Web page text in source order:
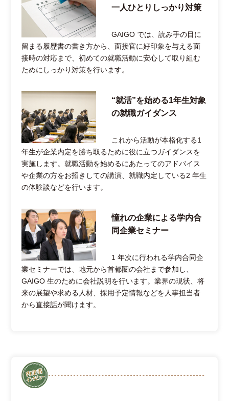
一人ひとりしっかり対策
GAIGO では、読み手の目に
留まる履歴書の書き方から、面接官に好印象を与える面
接時の対応まで、初めての就職活動に安心して取り組む
ためにしっかり対策を行います。
“就活”を始める1年生対象
の就職ガイダンス
これから活動が本格化する1
年生が企業内定を勝ち取るために役に立つガイダンスを
実施します。就職活動を始めるにあたってのアドバイス
や企業の方をお招きしての講演、就職内定している2 年生
の体験談などを行います。
憧れの企業による学内合
同企業セミナー
1 年次に行われる学内合同企
業セミナーでは、地元から首都圏の会社まで参加し、
GAIGO 生のために会社説明を行います。業界の現状、将
来の展望や求める人材、採用予定情報などを人事担当者
から直接話が聞けます。